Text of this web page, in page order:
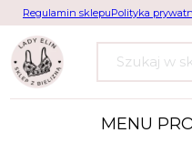
Regulamin sklepuPolityka
Szukaj
MENU